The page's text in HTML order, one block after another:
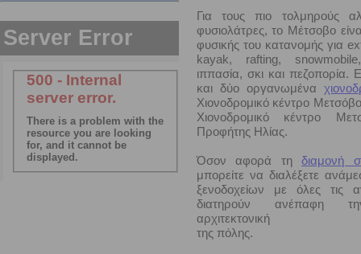
Για τους πιο τολμηρούς
φυσιολάτρες, το Μέτσοβο
φυσικής του κατανομής για
kayak, rafting,
ιππασία, σκι και πεζοπορία.
και δύο οργανωμένα
Χιονοδρομικό κέντρο
Χιονοδρομικό κέντρο
Προφήτης Ηλίας.
Όσον αφορά τη διαμονή
μπορείτε να διαλέξετε
ξενοδοχείων με όλες τις
διατηρούν ανέπαφη
αρχιτεκτονική
της πόλης.